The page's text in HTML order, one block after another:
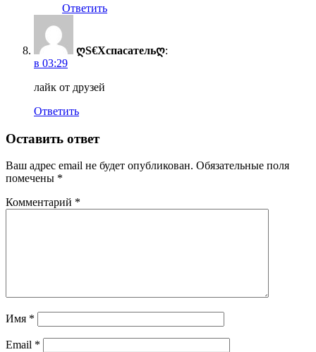
Ответить
ღS€Xспасательღ:
в 03:29
лайк от друзей
Ответить
Оставить ответ
Ваш адрес email не будет опубликован. Обязательные поля
помечены *
Комментарий *
Имя *
Email *